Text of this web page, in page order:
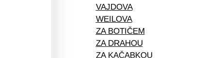
VAJDOVA
WEILOVA
ZA BOTIČEM
ZA DRAHOU
ZA KAČABKOU